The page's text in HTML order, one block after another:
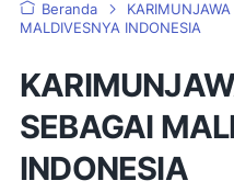
Beranda
MALDIVESNYA INDONESIA
SEBAGAI
INDONESIA